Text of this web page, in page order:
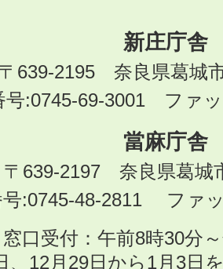
新庄庁舎
〒639-2195 奈良県葛城
号:0745-69-3001 ファ
當麻庁舎
〒639-2197 奈良県葛城
号:0745-48-2811 ファ
窓口受付：午前8時30分
、12月29日から1月3日